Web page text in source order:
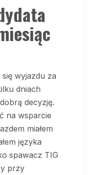
się wyjazdu za
dniach
decyzję.
na wsparcie
miałem
języka
spawacz TIG
przy